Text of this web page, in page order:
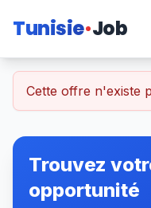
Tunisie Job
Cette offre n'existe
Trouvez
opportunité